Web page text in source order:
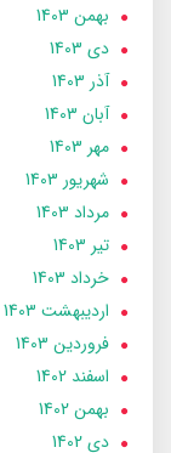
بهمن 1403
دی 1403
آذر 1403
آبان 1403
مهر 1403
شهریور 1403
مرداد 1403
تير 1403
خرداد 1403
ارديبهشت 1403
فروردین 1403
اسفند 1402
بهمن 1402
دی 1402